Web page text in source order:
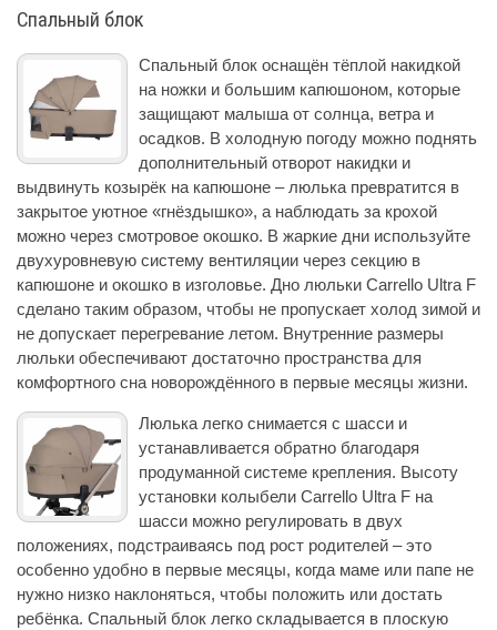
Спальный блок
Спальный блок оснащён тёплой накидкой
на ножки и большим капюшоном, которые
защищают малыша от солнца, ветра и
осадков. В холодную погоду можно поднять
дополнительный отворот накидки и
выдвинуть козырёк на капюшоне – люлька превратится в
закрытое уютное «гнёздышко», а наблюдать за крохой
можно через смотровое окошко. В жаркие дни используйте
двухуровневую систему вентиляции через секцию в
капюшоне и окошко в изголовье. Дно люльки Carrello Ultra F
сделано таким образом, чтобы не пропускает холод зимой и
не допускает перегревание летом. Внутренние размеры
люльки обеспечивают достаточно пространства для
комфортного сна новорождённого в первые месяцы жизни.
Люлька легко снимается с шасси и
устанавливается обратно благодаря
продуманной системе крепления. Высоту
установки колыбели Carrello Ultra F на
шасси можно регулировать в двух
положениях, подстраиваясь под рост родителей – это
особенно удобно в первые месяцы, когда маме или папе не
нужно низко наклоняться, чтобы положить или достать
ребёнка. Спальный блок легко складывается в плоскую